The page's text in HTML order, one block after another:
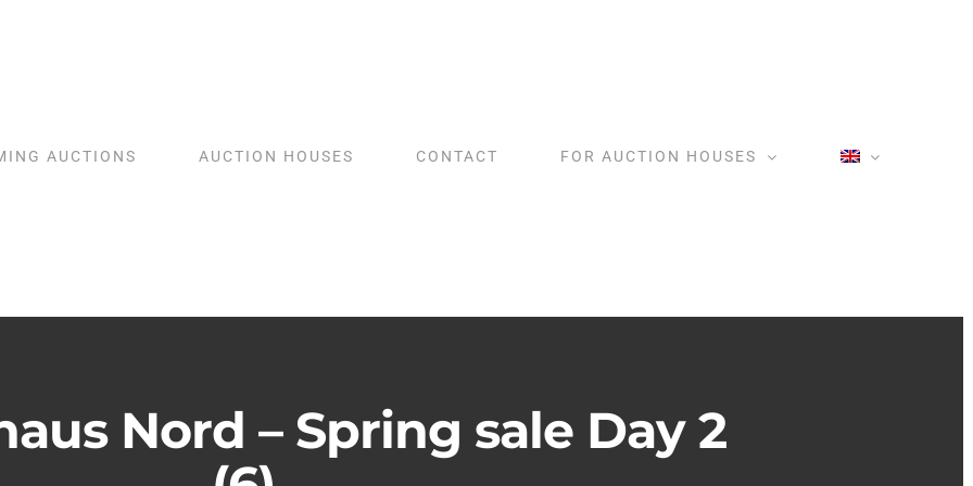
AUCTIONS AUCTION HOUSES CONTACT FOR AUCTION HOUSES
Nord – Spring sale Day 2